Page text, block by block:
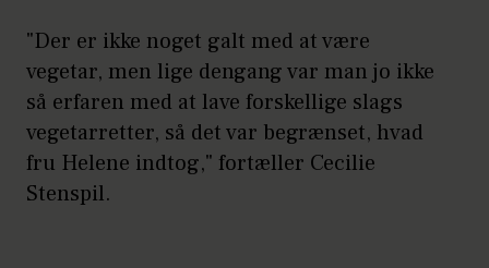
"Der er ikke noget galt med at være
vegetar, men lige dengang var man jo ikke
så erfaren med at lave forskellige slags
vegetarretter, så det var begrænset, hvad
fru Helene indtog," fortæller Cecilie
Stenspil.